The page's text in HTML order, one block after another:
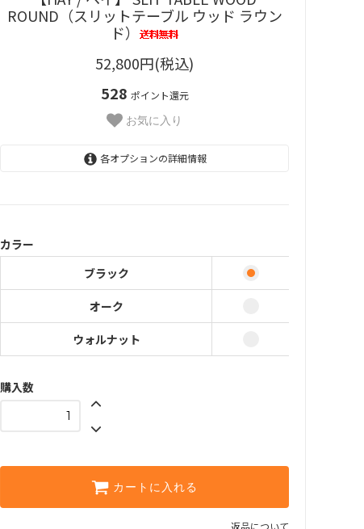
ROUND（スリットテーブル ウッド ラウン
ド）
52,800円(税込)
528 ポイント還元
お気に入り
各オプションの詳細情報
カラー
ブラック
オーク
ウォルナット
購入数
カートに入れる